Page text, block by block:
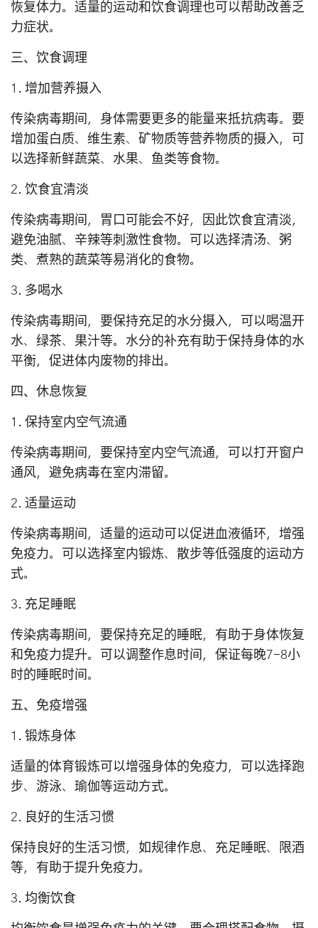
恢复体力。适量的运动和饮食调理也可以帮助改善乏
力症状。
三、饮食调理
1. 增加营养摄入
传染病毒期间，身体需要更多的能量来抵抗病毒。要
增加蛋白质、维生素、矿物质等营养物质的摄入，可
以选择新鲜蔬菜、水果、鱼类等食物。
2. 饮食宜清淡
传染病毒期间，胃口可能会不好，因此饮食宜清淡，
避免油腻、辛辣等刺激性食物。可以选择清汤、粥
类、煮熟的蔬菜等易消化的食物。
3. 多喝水
传染病毒期间，要保持充足的水分摄入，可以喝温开
水、绿茶、果汁等。水分的补充有助于保持身体的水
平衡，促进体内废物的排出。
四、休息恢复
1. 保持室内空气流通
传染病毒期间，要保持室内空气流通，可以打开窗户
通风，避免病毒在室内滞留。
2. 适量运动
传染病毒期间，适量的运动可以促进血液循环，增强
免疫力。可以选择室内锻炼、散步等低强度的运动方
式。
3. 充足睡眠
传染病毒期间，要保持充足的睡眠，有助于身体恢复
和免疫力提升。可以调整作息时间，保证每晚7-8小
时的睡眠时间。
五、免疫增强
1. 锻炼身体
适量的体育锻炼可以增强身体的免疫力，可以选择跑
步、游泳、瑜伽等运动方式。
2. 良好的生活习惯
保持良好的生活习惯，如规律作息、充足睡眠、限酒
等，有助于提升免疫力。
3. 均衡饮食